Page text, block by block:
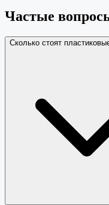
Частые
Сколько стоят